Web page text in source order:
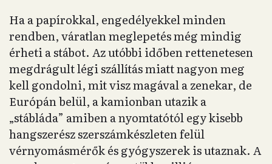
Ha a papírokkal, engedélyekkel minden
rendben, váratlan meglepetés még mindig
érheti a stábot. Az utóbbi időben rettenetesen
megdrágult légi szállítás miatt nagyon meg
kell gondolni, mit visz magával a zenekar, de
Európán belül, a kamionban utazik a
„stábláda” amiben a nyomtatótól egy kisebb
hangszerész szerszámkészleten felül
vérnyomásmérők és gyógyszerek is utaznak. A